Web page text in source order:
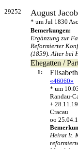
29252 August
* um Jul 1830
Bemerkungen:
Ergänzung zur
Reformierter
(1859). Alter bei
Ehegatten /
1:
«46060»
* um
Randau-
+
Cracau
oo
Heirat lt.